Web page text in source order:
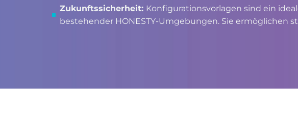
Zukunftssicherheit: Konfigurationsvorlagen sind ein
bestehender HONESTY-Umgebungen. Sie ermöglichen